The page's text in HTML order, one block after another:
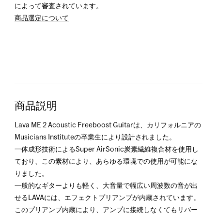
によって審査されています。
商品選定について
商品説明
Lava ME 2 Acoustic Freeboost Guitarは、カリフォルニアの
Musicians Instituteの卒業生により設計されました。
一体成形技術によるSuper AirSonic炭素繊維複合材を使用し
ており、この素材により、あらゆる環境での使用が可能にな
りました。
一般的なギターよりも軽く、大音量で幅広い周波数の音が出
せるLAVAには、エフェクトプリアンプが内蔵されています。
このプリアンプ内蔵により、アンプに接続しなくてもリバー